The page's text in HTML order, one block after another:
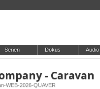
Serien Dokus Audio
- Caravan
WEB-2026-QUAVER